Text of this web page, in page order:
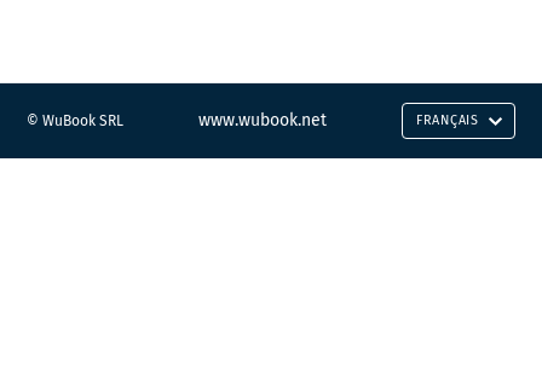
© WuBook SRL www.wubook.net FRANÇAIS